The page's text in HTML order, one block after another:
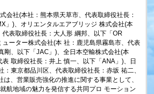
会社(本社：熊本県天草市、代表取締役社長：
」)、オリエンタルエアブリッジ 株式会社(本
代表取締役社長：大人形 綱邦、以下「OR
ューター株式会社(本 社：鹿児島県霧島市、代表
剛、以下「JAC」)、全日本空輸株式会社(本
取締役社長：井上 慎一、以下「ANA」)、日
：東京都品川区、代表取締役社長：赤坂 祐二、
は、営業販売強化の推進に関する事業として、
航地域の魅力を発信する共同プロ モーション